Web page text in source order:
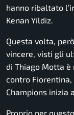
hanno ribaltato
Kenan Yildiz.
Questa volta,
vincere, visti gli
di Thiago Motta è
contro Fiorentina,
Champions inizia
Proprio per